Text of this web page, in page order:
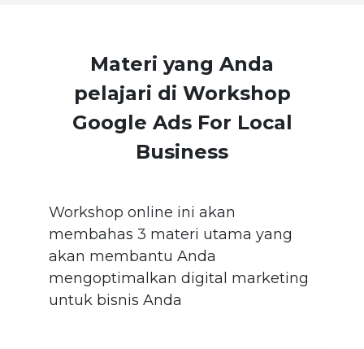
Materi yang Anda
pelajari di Workshop
Google Ads For Local
Business
Workshop online ini akan
membahas 3 materi utama yang
akan membantu Anda
mengoptimalkan digital marketing
untuk bisnis Anda